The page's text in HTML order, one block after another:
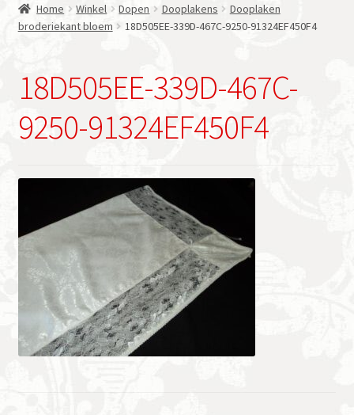
Contact
Home Winkel Dopen Dooplakens
Dooplaken
broderiekant bloem
18D505EE-339D-467C-9250-91324EF450F4
18D505EE-339D-467C-
9250-91324EF450F4